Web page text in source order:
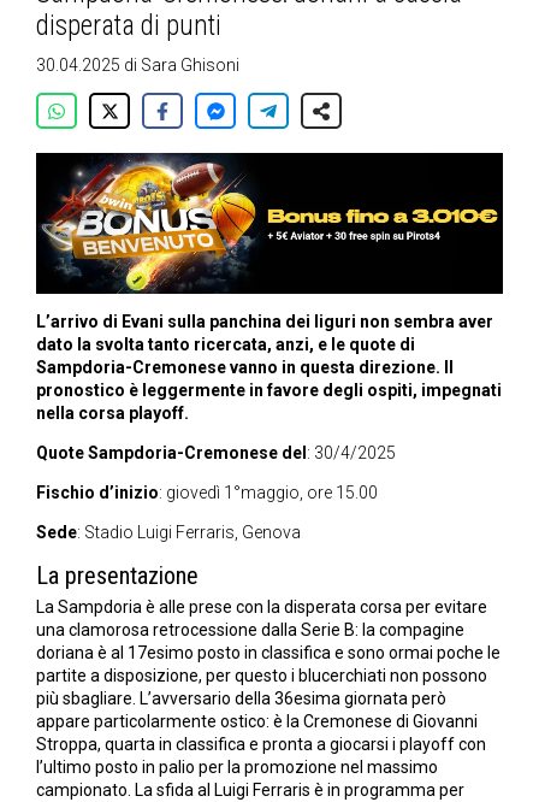
disperata di punti
30.04.2025 di Sara Ghisoni
L’arrivo di Evani sulla panchina dei liguri non sembra aver
dato la svolta tanto ricercata, anzi, e le quote di
Sampdoria-Cremonese vanno in questa direzione. Il
pronostico è leggermente in favore degli ospiti, impegnati
nella corsa playoff.
Quote Sampdoria-Cremonese del : 30/4/2025
Fischio d’inizio: giovedì 1°maggio, ore 15.00
Sede: Stadio Luigi Ferraris, Genova
La presentazione
La Sampdoria è alle prese con la disperata corsa per evitare
una clamorosa retrocessione dalla Serie B: la compagine
doriana è al 17esimo posto in classifica e sono ormai poche le
partite a disposizione, per questo i blucerchiati non possono
più sbagliare. L’avversario della 36esima giornata però
appare particolarmente ostico: è la Cremonese di Giovanni
Stroppa, quarta in classifica e pronta a giocarsi i playoff con
l’ultimo posto in palio per la promozione nel massimo
campionato. La sfida al Luigi Ferraris è in programma per